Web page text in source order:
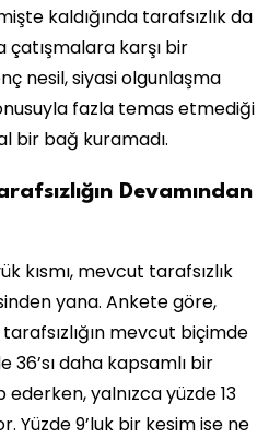
kaldığında tarafsızlık da
çatışmalara karşı bir
nesil, siyasi olgunlaşma
fazla temas etmediği
bir bağ kuramadı.
Devamından
kısmı, mevcut tarafsızlık
yana. Ankete göre,
tarafsızlığın mevcut biçimde
36’sı daha kapsamlı bir
ederken, yalnızca yüzde 13
Yüzde 9’luk bir kesim ise ne